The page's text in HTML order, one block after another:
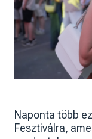
Naponta több
Fesztiválra,